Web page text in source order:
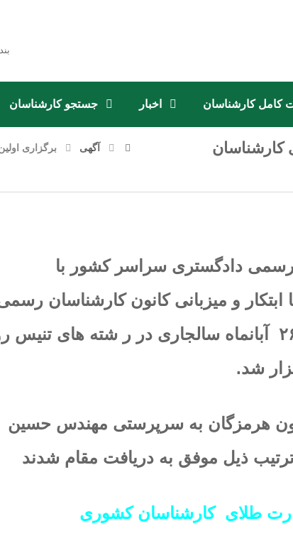
کامل کارشناسان اخبار جستجو کارشناسان
کارشناسان
آگهی
برگزاری
رسمی دادگستری سراسر کشور با
ابتکار و میزبانی کانون کارشناسان
دادگستری استان البرز از تاریخ ۲۴ لغایت ۲۶ آبانماه سالجاری در ر شته های
شد.
هرمزگان به سرپرستی مهندس حسین
ذیل موفق به دریافت مقام شدند
طلای کارشناسان کشوری